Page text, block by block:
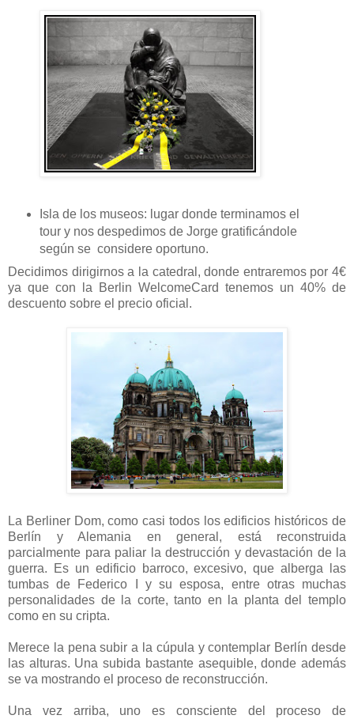
Isla de los museos: lugar donde terminamos el
tour y nos despedimos de Jorge gratificándole
según se considere oportuno.
Decidimos dirigirnos a la catedral, donde entraremos por 4€
ya que con la Berlin WelcomeCard tenemos un 40% de
descuento sobre el precio oficial.
La Berliner Dom, como casi todos los edificios históricos de
Berlín y Alemania en general, está reconstruida
parcialmente para paliar la destrucción y devastación de la
guerra. Es un edificio barroco, excesivo, que alberga las
tumbas de Federico I y su esposa, entre otras muchas
personalidades de la corte, tanto en la planta del templo
como en su cripta.
Merece la pena subir a la cúpula y contemplar Berlín desde
las alturas. Una subida bastante asequible, donde además
se va mostrando el proceso de reconstrucción.
Una vez arriba, uno es consciente del proceso de